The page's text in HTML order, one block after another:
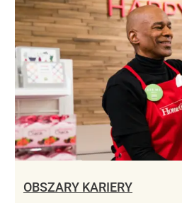
OBSZARY KARIERY